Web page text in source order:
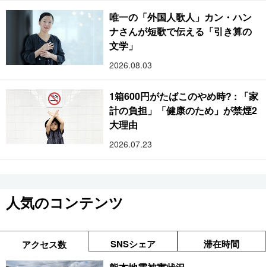
唯一の「外国人歌人」カン・ハン
ナさんが短歌で伝える「引き算の
文学」
2026.08.03
1箱600円がたばこのやめ時? : 「家
計の負担」「健康のため」が禁煙2
大理由
2026.07.23
人気のコンテンツ
アクセス数 SNSシェア 滞在時間